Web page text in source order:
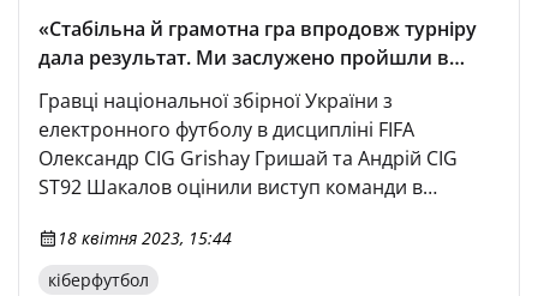
«Стабільна й грамотна гра впродовж турніру
дала результат. Ми заслужено пройшли в
плей-оф»: гравці збірної України — про
історичний успіх в онлайн-кваліфікації FIFAe
Nations Cup 2023
Гравці національної збірної України з
електронного футболу в дисципліні FIFA
Олександр CIG Grishay Гришай та Андрій CIG
ST92 Шакалов оцінили виступ команди в
Українська збірна вперше в історії пробилася до
плей-оф відбору FIFAe Nations Cup, спочатку
18 квітня 2023, 15:44
кіберфутбол